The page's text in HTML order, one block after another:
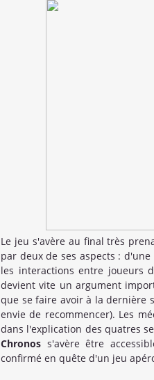
Le jeu s'avère au final très
par deux de ses aspects :
les interactions entre joueurs
devient vite un argument
que se faire avoir à la dernière
envie de recommencer). Les
dans l'explication des quatres
Chronos s'avère être
confirmé en quête d'un jeu